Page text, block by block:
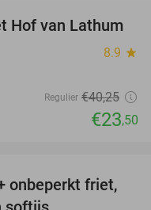
42%
Hof van Lathum
8.9 star
Regulier €40,25
€23,50
32%
onbeperkt friet,